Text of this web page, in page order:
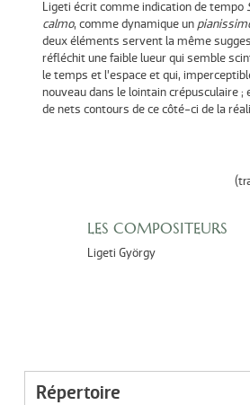
Ligeti écrit comme indication de tempo
calmo, comme dynamique un
deux éléments servent la même
réfléchit une faible lueur qui semble
le temps et l’espace et qui,
nouveau dans le lointain crépusculaire ;
de nets contours de ce côté-ci de la
LES COMPOSITEURS
Ligeti György
Répertoire